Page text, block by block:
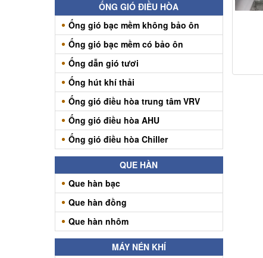
ỐNG GIÓ ĐIỀU HÒA
Ống gió bạc mềm không bảo ôn
Ống gió bạc mềm có bảo ôn
Ống dẫn gió tươi
Ống hút khí thải
Ống gió điều hòa trung tâm VRV
Ống gió điều hòa AHU
Ống gió điều hòa Chiller
QUE HÀN
Que hàn bạc
Que hàn đồng
Que hàn nhôm
MÁY NÉN KHÍ